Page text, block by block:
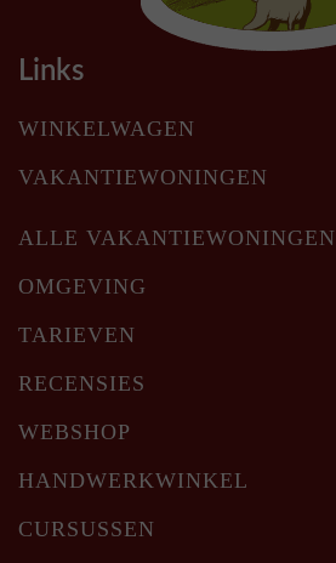
Links
WINKELWAGEN
VAKANTIEWONINGEN
ALLE VAKANTIEWONINGEN
OMGEVING
TARIEVEN
RECENSIES
WEBSHOP
HANDWERKWINKEL
CURSUSSEN